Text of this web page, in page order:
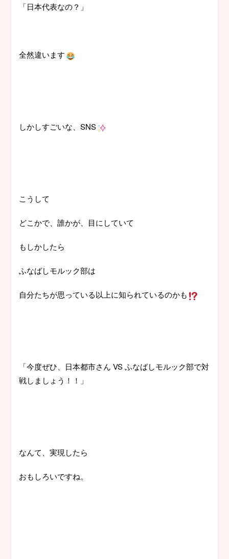
「日本代表なの？」
全然違います
しかしすごいな、SNS
こうして
どこかで、誰かが、目にしていて
もしかしたら
ふなばしモルック部は
自分たちが思っている以上に知られているのかも
「今度ぜひ、日本都市さん VS ふなばしモルック部で対
戦しましょう！！」
なんて、実現したら
おもしろいですね。